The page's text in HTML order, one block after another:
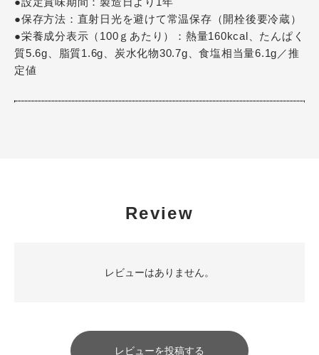
●保存方法：直射日光を避けて常温保存（開栓後要冷蔵）
●栄養成分表示（100ｇあたり）：熱量160kcal、たんぱく
質5.6g、脂質1.6g、炭水化物30.7g、食塩相当量6.1g／推
定値
Review
レビューはありません。
レビューを投稿する